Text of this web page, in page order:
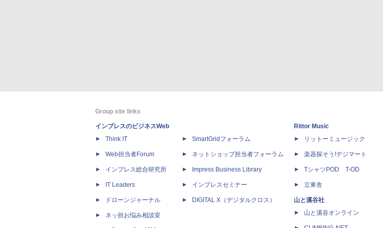
Group site links
インプレスのビジネスWeb
Think IT
Web担当者Forum
インプレス総合研究所
IT Leaders
ドローンジャーナル
ネッ担お悩み相談室
SmartGridフォーラム
ネットショップ担当者フォーラム
Impress Business Library
インプレスセミナー
DIGITAL X（デジタルクロス）
Rittor Music
リットーミュージック
楽器探そう!デジマート
TシャツPOD T-OD
立東舎
山と溪谷社
山と溪谷オンライン